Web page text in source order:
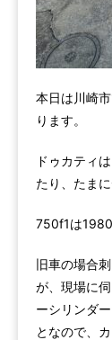
本日は川崎
ります。
ドゥカティ
たり、たま
750f1は1980
旧車の場合
が、現場に
ーシリンダ
となので、